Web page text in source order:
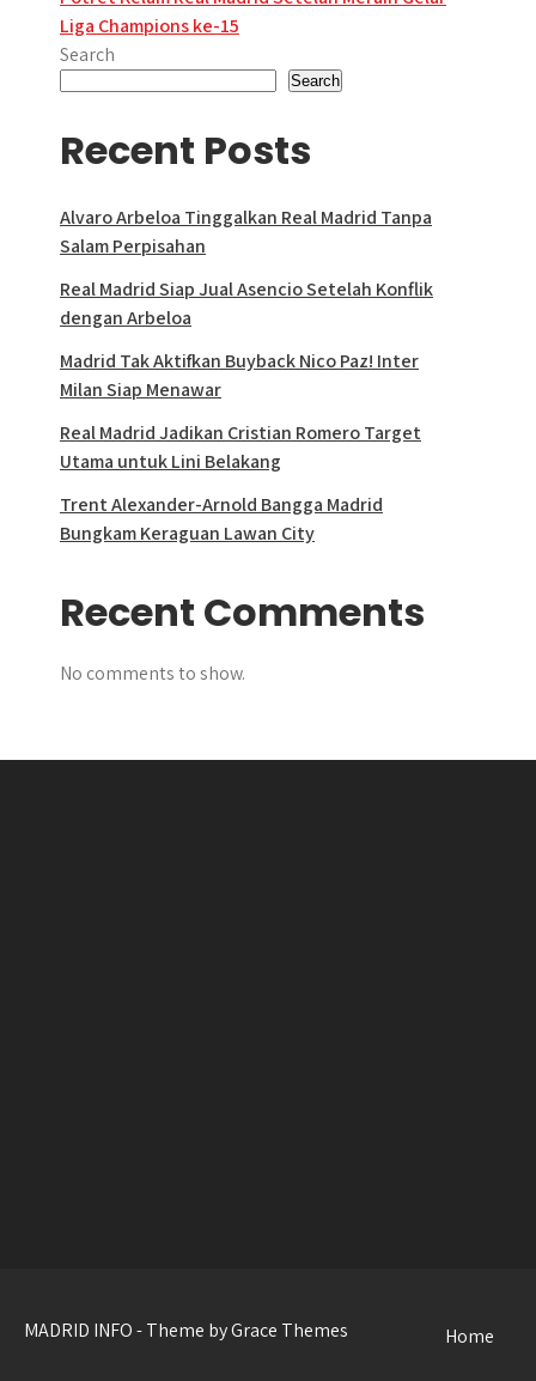
Liga Champions ke-15
Search
Search
Recent Posts
Alvaro Arbeloa Tinggalkan Real Madrid Tanpa
Salam Perpisahan
Real Madrid Siap Jual Asencio Setelah Konflik
dengan Arbeloa
Madrid Tak Aktifkan Buyback Nico Paz! Inter
Milan Siap Menawar
Real Madrid Jadikan Cristian Romero Target
Utama untuk Lini Belakang
Trent Alexander-Arnold Bangga Madrid
Bungkam Keraguan Lawan City
Recent Comments
No comments to show.
MADRID INFO - Theme by Grace Themes Home